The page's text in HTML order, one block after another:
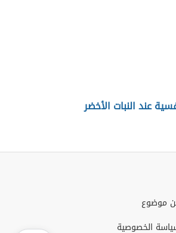
عند النبات الأخضر
موضوع
الخصوصية